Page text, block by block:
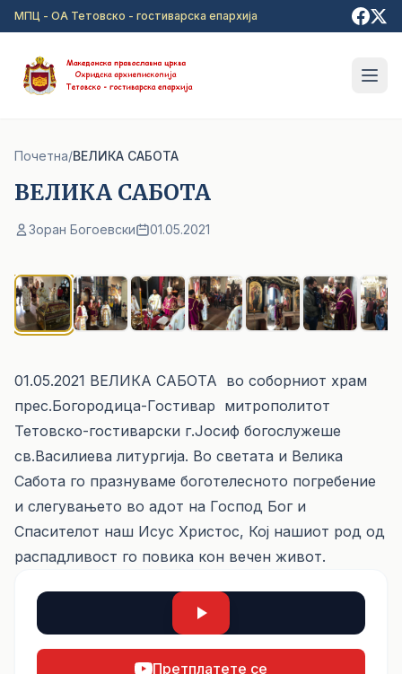
Прејди на главна содржина
МПЦ - ОА Тетовско - гостиварска епархија
Почетна/ВЕЛИКА САБОТА
ВЕЛИКА САБОТА
Зоран Богоевски 01.05.2021
01.05.2021 ВЕЛИКА САБОТА во соборниот храм
прес.Богородица-Гостивар митрополитот
Тетовско-гостиварски г.Јосиф богослужеше
св.Василиева литургија. Во светата и Велика
Сабота го празнуваме боготелесното погребение
и слегувањето во адот на Господ Бог и
Спасителот наш Исус Христос, Кој нашиот род од
распадливост го повика кон вечен живот.
Претплатете се